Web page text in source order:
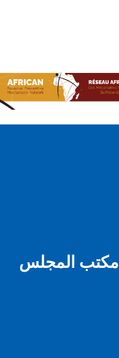
Skip
to
main
content
مكتب المجلس